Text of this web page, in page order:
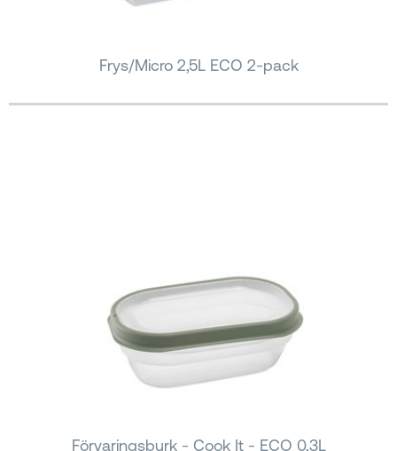
Frys/Micro 2,5L ECO 2-pack
Förvaringsburk - Cook It - ECO 0,3L